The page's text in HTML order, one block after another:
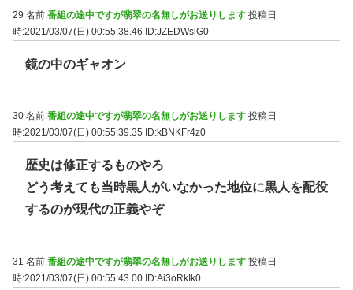
29 名前:番組の途中ですが翡翠の名無しがお送りします 投稿日
時:2021/03/07(日) 00:55:38.46 ID:JZEDWslG0
鏡の中のギャオン
30 名前:番組の途中ですが翡翠の名無しがお送りします 投稿日
時:2021/03/07(日) 00:55:39.35
ID:kBNKFr4z0
歴史は修正するものやろ
どう考えても当時黒人がいなかった地位に黒人を配役
するのが現代の正義やぞ
31 名前:番組の途中ですが翡翠の名無しがお送りします 投稿日
時:2021/03/07(日) 00:55:43.00 ID:Ai3oRkIk0